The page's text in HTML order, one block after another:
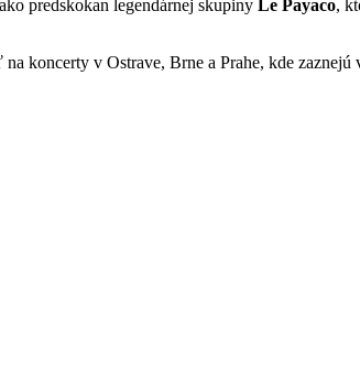
predskokan legendárnej skupiny Le Payaco,
koncerty v Ostrave, Brne a Prahe, kde zaznejú